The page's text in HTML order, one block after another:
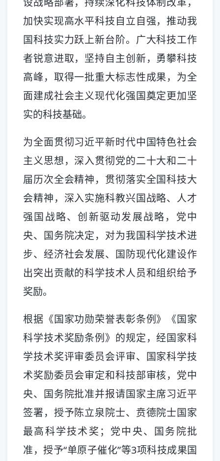
加快实现高水平科技自立自强，推动我
国科技实力跃上新台阶。广大科技工作
者锐意进取，坚持自主创新，勇攀科技
高峰，取得一批重大标志性成果，为全
面建成社会主义现代化强国奠定更加坚
实的科技基础。
为全面贯彻习近平新时代中国特色社会
主义思想，深入贯彻党的二十大和二十
届历次全会精神，贯彻落实全国科技大
会精神，深入实施科教兴国战略、人才
强国战略、创新驱动发展战略，党中
央、国务院决定，对为我国科学技术进
步、经济社会发展、国防现代化建设作
出突出贡献的科学技术人员和组织给予
奖励。
根据《国家功勋荣誉表彰条例》《国家
科学技术奖励条例》的规定，经国家科
学技术奖评审委员会评审、国家科学技
术奖励委员会审定和科技部审核，党中
央、国务院批准并报请国家主席习近平
签署，授予陈立泉院士、贲德院士国家
最高科学技术奖；党中央、国务院批
准，授予“单原子催化”等3项科技成果国